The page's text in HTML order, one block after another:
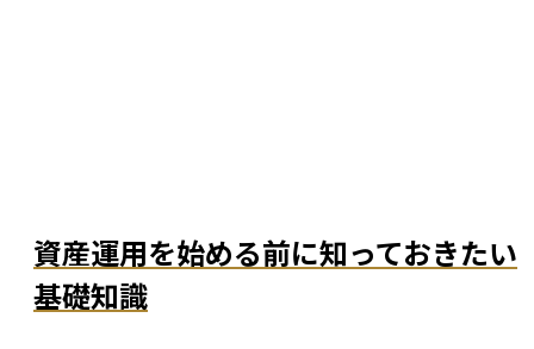
資産運用を始める前に知っておきたい
基礎知識